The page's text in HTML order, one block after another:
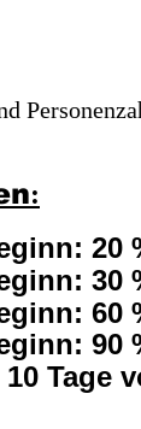
20
30
60
90
Tage